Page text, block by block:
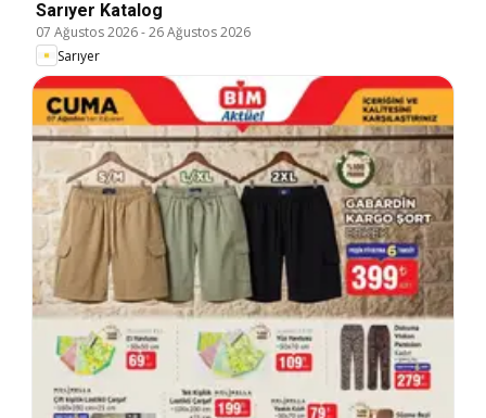
Sarıyer Katalog
07 Ağustos 2026-26 Ağustos 2026
Sarıyer